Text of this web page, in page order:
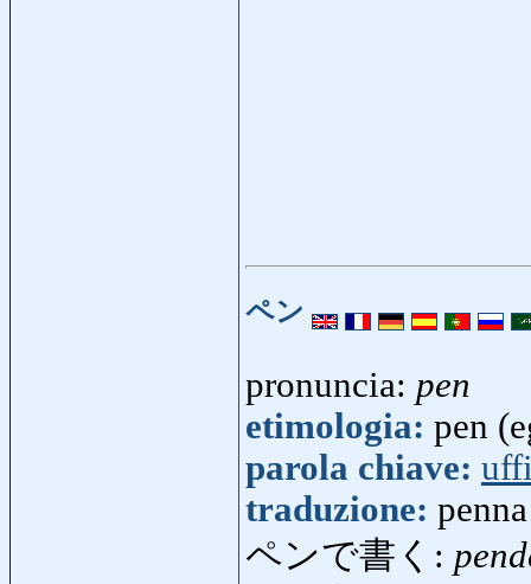
ペン
pronuncia: pen
etimologia: pen
parola chiave:
traduzione: penna
ペンで書く: